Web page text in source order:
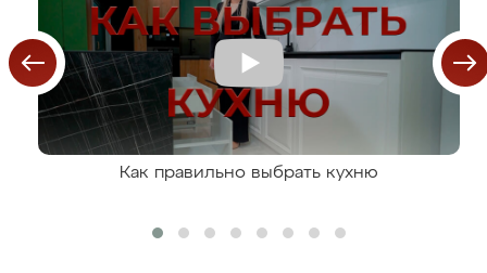
Как правильно выбрать кухню